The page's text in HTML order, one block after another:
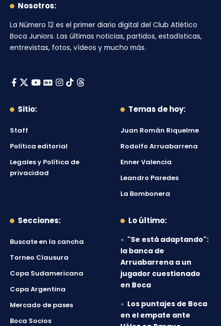
Nosotros:
La Número 12 es el primer diario digital del Club Atlético
Boca Juniors. Las últimas noticias, partidos, estadísticas,
entrevistas, fotos, vídeos y mucho más.
Sitio:
Staff
Política editorial
Legales y Política de
privacidad
Temas de hoy:
Juan Román Riquelme
Rodolfo Arruabarrena
Enner Valencia
Leandro Paredes
La Bombonera
Secciones:
Buscate en la cancha
Torneo Clausura
Copa Sudamericana
Copa Argentina
Mercado de pases
Boca Socios
Lo último:
"Se está adaptando":
la banca de
Arruabarrena a un
jugador cuestionado
en Boca
Los puntajes de Boca
en el empate ante